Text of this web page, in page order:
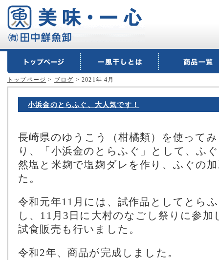
トップページ > ブログ > 2021年 4月
小浜金のとらふぐ、大人気です！
長崎県のゆうこう（柑橘類）を使って
り、「小浜金のとらふぐ」として、ふ
然塩と米麹で塩麹ダレを作り、ふぐの
た。
令和元年11月には、試作品としてとら
し、11月3日に大村のなごし祭りに参加
試食販売も行いました。
令和2年、商品が完成しました。